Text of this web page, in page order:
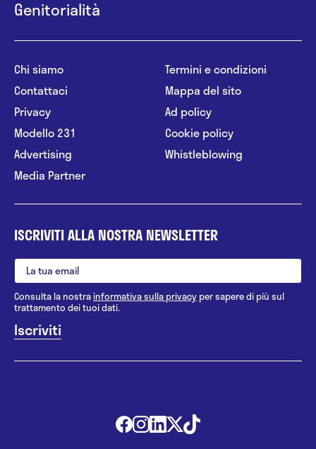
Genitorialità
Chi siamo
Contattaci
Privacy
Modello 231
Advertising
Media Partner
Termini e condizioni
Mappa del sito
Ad policy
Cookie policy
Whistleblowing
ISCRIVITI ALLA NOSTRA NEWSLETTER
Consulta la nostrainformativa sulla privacy per sapere di più sul
trattamento dei tuoi dati.